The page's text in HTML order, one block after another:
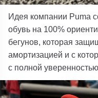
Идея компании Puma
обувь на 100%
бегунов, которая
амортизацией и с
с полной